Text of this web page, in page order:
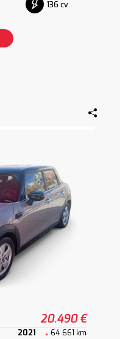
136 cv
20.490 €
2021 64.661 km